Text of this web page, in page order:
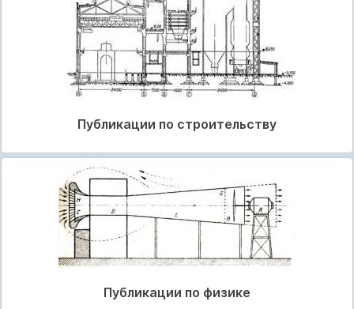
Публикации по строительству
Публикации по физике